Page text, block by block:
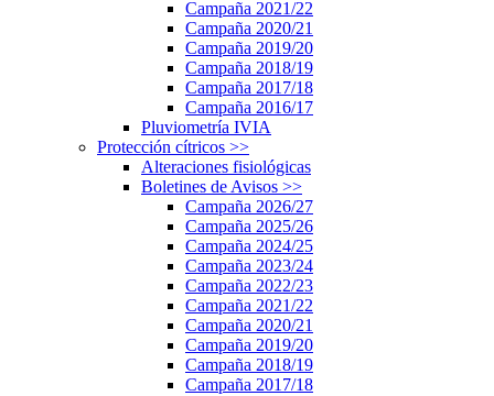
Campaña 2021/22
Campaña 2020/21
Campaña 2019/20
Campaña 2018/19
Campaña 2017/18
Campaña 2016/17
Pluviometría IVIA
Protección cítricos >>
Alteraciones fisiológicas
Boletines de Avisos >>
Campaña 2026/27
Campaña 2025/26
Campaña 2024/25
Campaña 2023/24
Campaña 2022/23
Campaña 2021/22
Campaña 2020/21
Campaña 2019/20
Campaña 2018/19
Campaña 2017/18